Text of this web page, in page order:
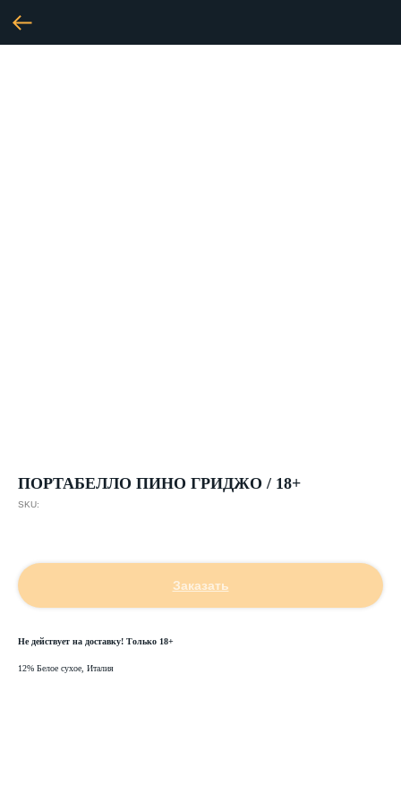
ПОРТАБЕЛЛО ПИНО ГРИДЖО / 18+
SKU:
Заказать
Не действует на доставку! Только 18+
12% Белое сухое, Италия